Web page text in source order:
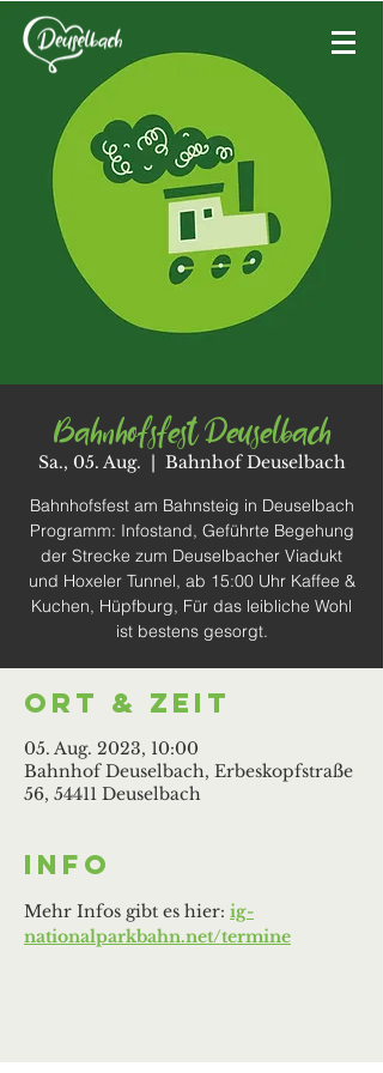
Bahnhofsfest Deuselbach
Sa., 05. Aug.
  |
Bahnhof Deuselbach
Bahnhofsfest am Bahnsteig in Deuselbach
Programm: Infostand, Geführte Begehung
der Strecke zum Deuselbacher Viadukt
und Hoxeler Tunnel, ab 15:00 Uhr Kaffee &
Kuchen, Hüpfburg, Für das leibliche Wohl
ist bestens gesorgt.
Ort & Zeit
05. Aug. 2023, 10:00
Bahnhof Deuselbach, Erbeskopfstraße
56, 54411 Deuselbach
Info
Mehr Infos gibt es hier: ig-
nationalparkbahn.net/termine